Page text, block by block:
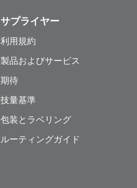
サプライヤー
利用規約
製品およびサービス
期待
技量基準
包装とラベリング
ルーティングガイド